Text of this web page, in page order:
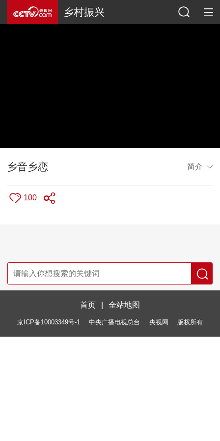
乡村振兴
乡音乡恋 简介
100
首页 全站地图
京ICP备10003349号-1 中央广播电视总台 央视网 版权所有